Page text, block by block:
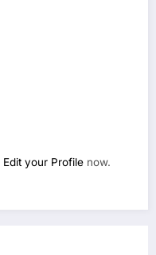
Edit your Profile now.